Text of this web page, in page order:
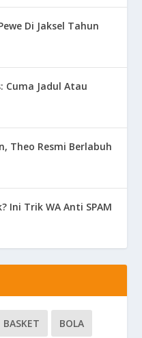
Di Jaksel Tahun
Cuma Jadul Atau
Theo Resmi Berlabuh
Ini Trik WA Anti SPAM
BASKET BOLA